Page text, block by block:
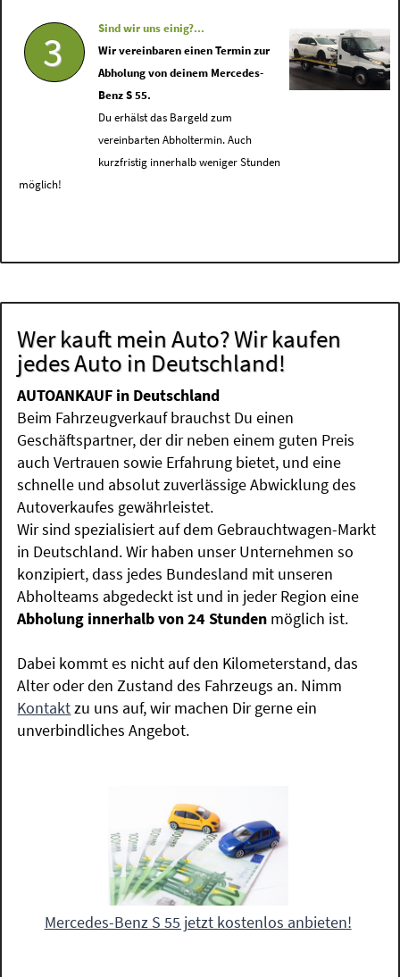
3
Sind wir uns einig?...
Wir vereinbaren einen Termin zur
Abholung von deinem Mercedes-
Benz S 55.
Du erhälst das Bargeld zum
vereinbarten Abholtermin. Auch
kurzfristig innerhalb weniger Stunden
möglich!
Wer kauft mein Auto? Wir kaufen
jedes Auto in Deutschland!
AUTOANKAUF in Deutschland
Beim Fahrzeugverkauf brauchst Du einen
Geschäftspartner, der dir neben einem guten Preis
auch Vertrauen sowie Erfahrung bietet, und eine
schnelle und absolut zuverlässige Abwicklung des
Autoverkaufes gewährleistet.
Wir sind spezialisiert auf dem Gebrauchtwagen-Markt
in Deutschland. Wir haben unser Unternehmen so
konzipiert, dass jedes Bundesland mit unseren
Abholteams abgedeckt ist und in jeder Region eine
Abholung innerhalb von 24 Stunden möglich ist.
Dabei kommt es nicht auf den Kilometerstand, das
Alter oder den Zustand des Fahrzeugs an. Nimm
Kontaktzu uns auf, wir machen Dir gerne ein
unverbindliches Angebot.
Mercedes-Benz S 55 jetzt kostenlos anbieten!